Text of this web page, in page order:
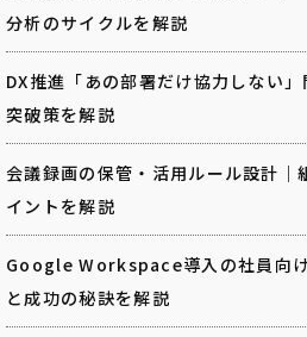
分析のサイクルを解説
DX推進「あの部署だけ協力しない
突破策を解説
会議録画の保管・活用ルール設計｜
イントを解説
Google Workspace導入の社員向
と成功の秘訣を解説